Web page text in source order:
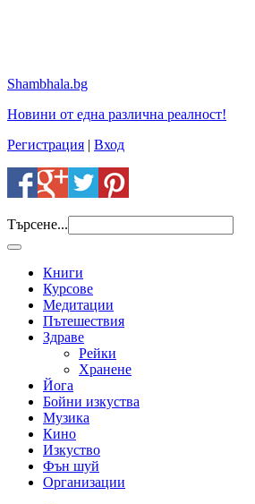
Shambhala.bg
Новини от една различна реалност!
Регистрация | Вход
Търсене...
Книги
Курсове
Медитации
Пътешествия
Здраве
Рейки
Хранене
Йога
Бойни изкуства
Музика
Кино
Изкуство
Фън шуй
Организации